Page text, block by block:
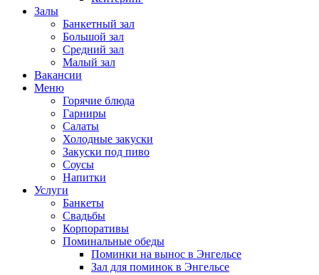
Залы
Банкетный зал
Большой зал
Средний зал
Малый зал
Вакансии
Меню
Горячие блюда
Гарниры
Салаты
Холодные закуски
Закуски под пиво
Соусы
Напитки
Услуги
Банкеты
Свадьбы
Корпоративы
Поминальные обеды
Поминки на вынос в Энгельсе
Зал для поминок в Энгельсе